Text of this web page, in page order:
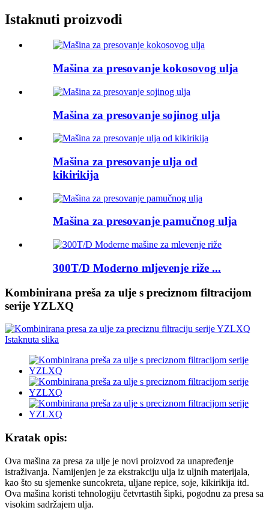
Istaknuti proizvodi
Mašina za presovanje kokosovog ulja
Mašina za presovanje sojinog ulja
Mašina za presovanje ulja od
kikirikija
Mašina za presovanje pamučnog ulja
300T/D Moderno mljevenje riže ...
Kombinirana preša za ulje s preciznom filtracijom
serije YZLXQ
Kratak opis:
Ova mašina za presa za ulje je novi proizvod za unapređenje
istraživanja. Namijenjen je za ekstrakciju ulja iz uljnih materijala,
kao što su sjemenke suncokreta, uljane repice, soje, kikirikija itd.
Ova mašina koristi tehnologiju četvrtastih šipki, pogodnu za presa sa
visokim sadržajem ulja.